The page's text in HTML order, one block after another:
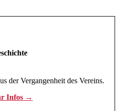
der Vergangenheit des Vereins.
Infos →